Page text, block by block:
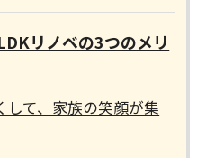
リノベの3つのメリ
て、家族の笑顔が集